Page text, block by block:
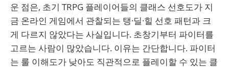
운 점은, 초기 TRPG 플레이어들의 클래스 선호도가 지
금 온라인 게임에서 관찰되는 탱·딜·힐 선호 패턴과 크
게 다르지 않았다는 사실입니다. 초창기부터 파이터를
고르는 사람이 많았습니다. 이유는 간단합니다. 파이터
는 룰 이해도가 낮아도 직관적으로 플레이할 수 있는 클